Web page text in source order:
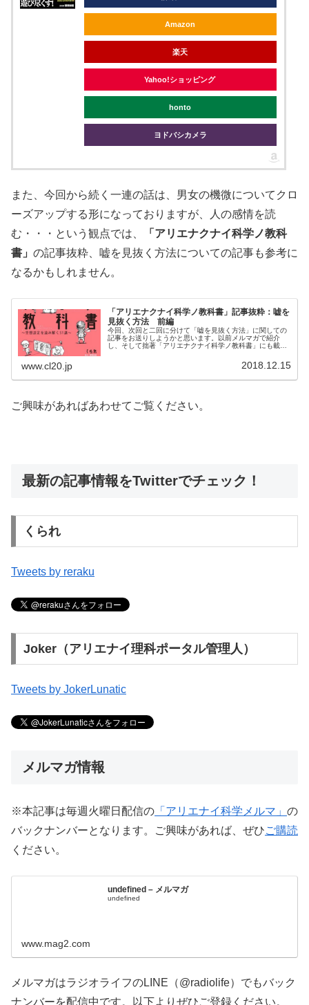
Amazon
楽天
Yahoo!ショッピング
honto
ヨドバシカメラ
また、今回から続く一連の話は、男女の機微についてクロ
ーズアップする形になっておりますが、人の感情を読
む・・・という観点では、
「アリエナクナイ科学ノ教科
書」 の記事抜粋、嘘を見抜く方法についての記事も参考に
なるかもしれません。
「アリエナクナイ科学ノ教科書」記事抜粋：嘘を
見抜く方法 前編
今回、次回と二回に分けて「嘘を見抜く方法」に関しての
記事をお送りしようかと思います。以前メルマガで紹介
し、そして拙著「アリエナクナイ科学ノ教科書」にも載っ
www.cl20.jp 2018.12.15
ご興味があればあわせてご覧ください。
最新の記事情報をTwitterでチェック！
くられ
Tweets by reraku
Joker（アリエナイ理科ポータル管理人）
Tweets by JokerLunatic
メルマガ情報
※本記事は毎週火曜日配信の 「アリエナイ科学メルマ」 の
バックナンバーとなります。ご興味があれば、ぜひご購読
ください。
undefined – メルマガ
undefined
www.mag2.com
メルマガはラジオライフのLINE（@radiolife）でもバック
ナンバーを配信中です。以下よりぜひご登録ください。